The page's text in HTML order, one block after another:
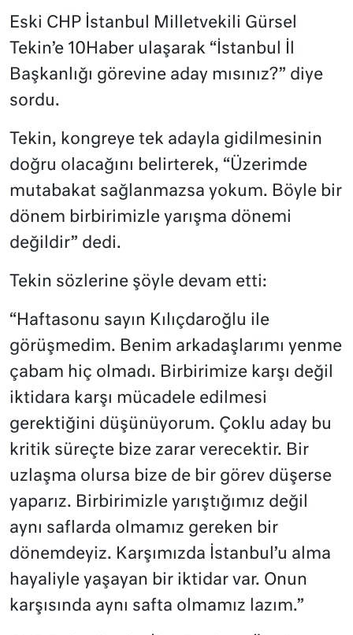
Eski CHP İstanbul Milletvekili Gürsel
Tekin’e 10Haber ulaşarak “İstanbul İl
Başkanlığı görevine aday mısınız?” diye
sordu.
Tekin, kongreye tek adayla gidilmesinin
doğru olacağını belirterek, “Üzerimde
mutabakat sağlanmazsa yokum. Böyle bir
dönem birbirimizle yarışma dönemi
değildir” dedi.
Tekin sözlerine şöyle devam etti:
“Haftasonu sayın Kılıçdaroğlu ile
görüşmedim. Benim arkadaşlarımı yenme
çabam hiç olmadı. Birbirimize karşı değil
iktidara karşı mücadele edilmesi
gerektiğini düşünüyorum. Çoklu aday bu
kritik süreçte bize zarar verecektir. Bir
uzlaşma olursa bize de bir görev düşerse
yaparız. Birbirimizle yarıştığımız değil
aynı saflarda olmamız gereken bir
dönemdeyiz. Karşımızda İstanbul’u alma
hayaliyle yaşayan bir iktidar var. Onun
karşısında aynı safta olmamız lazım.”